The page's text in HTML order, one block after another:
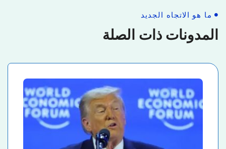
ما هو الاتجاه الجديد
المدونات ذات الصلة